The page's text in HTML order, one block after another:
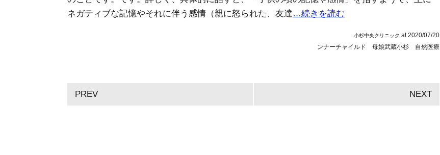
ネガティブな記憶やそれに伴う感情（親に怒られた、友達…続きを読む
小杉中央クリニック at2020/07/20
ンナーチャイルド 母娘武蔵小杉 自然医療
PREV NEXT